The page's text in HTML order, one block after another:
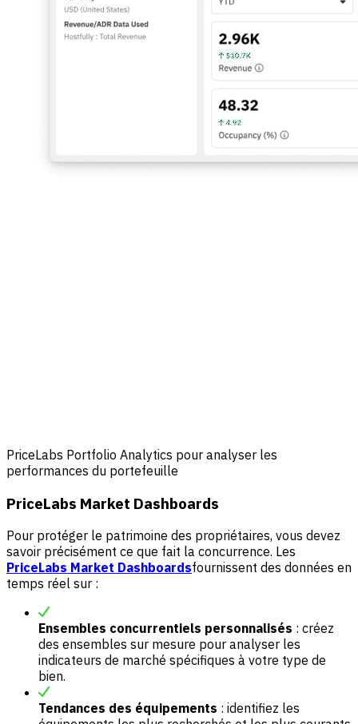
PriceLabs Portfolio Analytics pour analyser les
performances du portefeuille
PriceLabs Market Dashboards
Pour protéger le patrimoine des propriétaires, vous devez
savoir précisément ce que fait la concurrence. Les
PriceLabs Market Dashboardsfournissent des données en
temps réel sur :
Ensembles concurrentiels personnalisés : créez
des ensembles sur mesure pour analyser les
indicateurs de marché spécifiques à votre type de
bien.
Tendances des équipements : identifiez les